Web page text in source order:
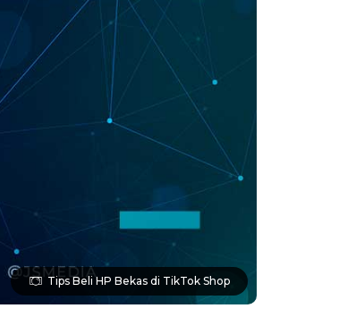
Tips Beli HP Bekas di TikTok Shop